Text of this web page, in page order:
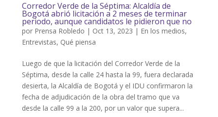
Corredor Verde de la Séptima: Alcaldía de
Bogotá abrió licitación a 2 meses de terminar
periodo, aunque candidatos le pidieron que no
por Prensa Robledo | Oct 13, 2023 | En los medios,
Entrevistas, Qué piensa
Luego de que la licitación del Corredor Verde de la
Séptima, desde la calle 24 hasta la 99, fuera declarada
desierta, la Alcaldía de Bogotá y el IDU confirmaron la
fecha de adjudicación de la obra del tramo que va
desde la calle 99 a la 200, por un valor que supera...